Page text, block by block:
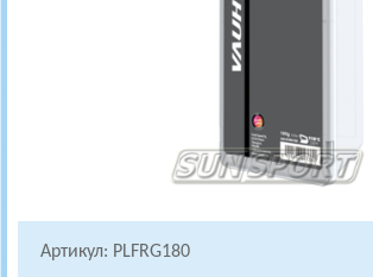
Артикул: PLFRG180